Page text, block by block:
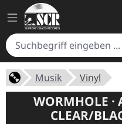
Musik Vinyl
WORMHOLE
CLEAR/